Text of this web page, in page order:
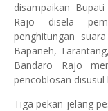
disampaikan
Rajo disela
penghitungan
Bapaneh,
Bandaro Rajo
pencoblosan disusul
Tiga pekan jelang